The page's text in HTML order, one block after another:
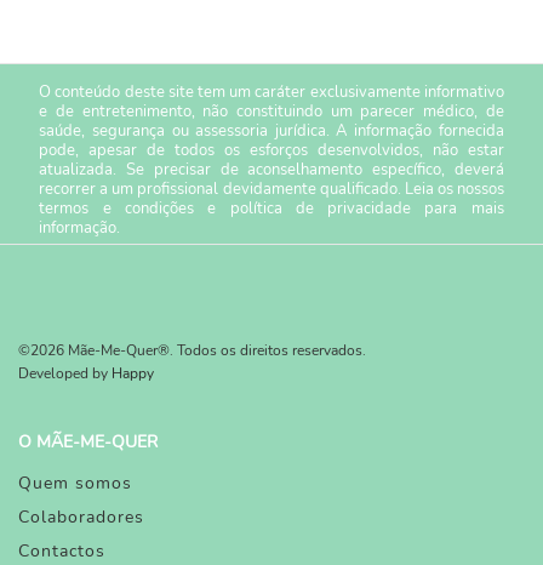
O conteúdo deste site tem um caráter exclusivamente informativo
e de entretenimento, não constituindo um parecer médico, de
saúde, segurança ou assessoria jurídica. A informação fornecida
pode, apesar de todos os esforços desenvolvidos, não estar
atualizada. Se precisar de aconselhamento específico, deverá
recorrer a um profissional devidamente qualificado. Leia os nossos
termos e condiçõese política de privacidade para mais
informação.
©2026 Mãe-Me-Quer®. Todos os direitos reservados.
Developed by Happy
O MÃE-ME-QUER
Quem somos
Colaboradores
Contactos